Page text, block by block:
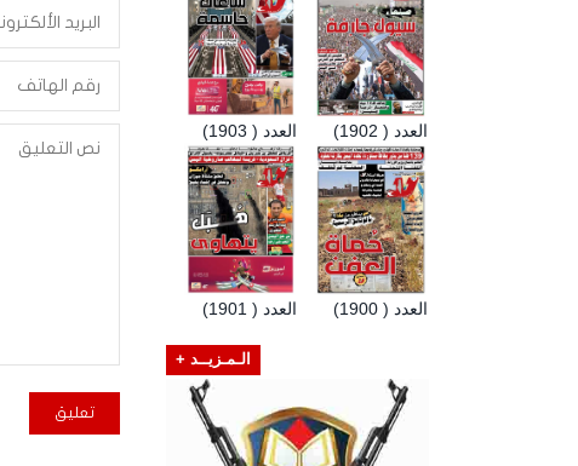
العدد ( 1903) العدد ( 1902)
العدد ( 1901) العدد ( 1900)
الـمـزيــد +